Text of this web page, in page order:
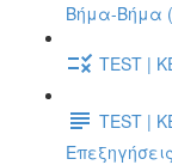
Βήμα-Βήμα
TEST |
TEST |
Επεξηγήσεις